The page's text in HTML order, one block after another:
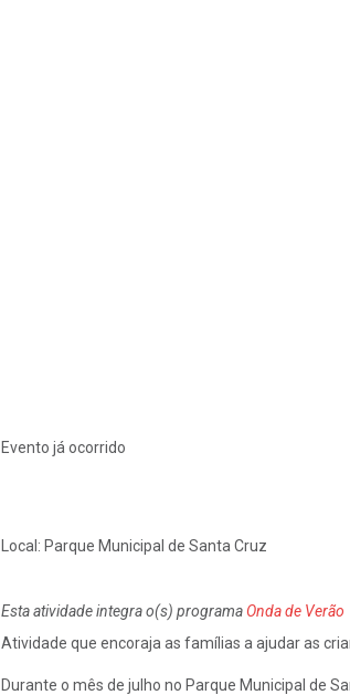
Evento já ocorrido
Local: Parque Municipal de Santa Cruz
Esta atividade integra o(s) programa Onda de Verão
Atividade que encoraja as famílias a ajudar as
Durante o mês de julho no Parque Municipal de